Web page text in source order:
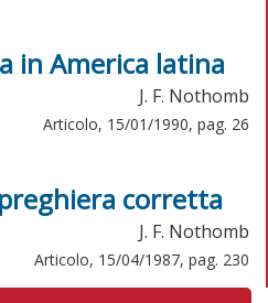
in America latina
J. F. Nothomb
Articolo, 15/01/1990, pag. 26
corretta
J. F. Nothomb
Articolo, 15/04/1987, pag. 230